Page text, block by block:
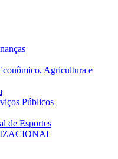
Agricultura e
Públicos
de Esportes